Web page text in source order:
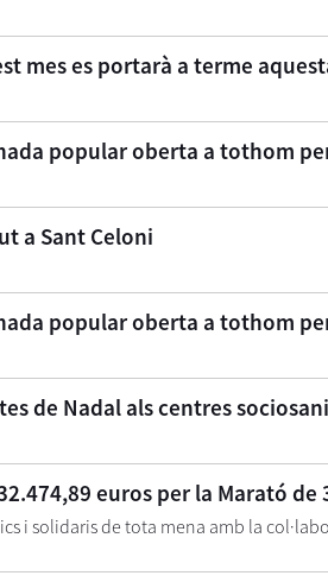
mes es portarà a terme
popular oberta a tothom
a Sant Celoni
popular oberta a tothom
de Nadal als centres
euros per la Marató de
i solidaris de tota mena amb la